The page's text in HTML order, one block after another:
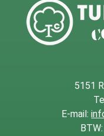
5151
E-mail: